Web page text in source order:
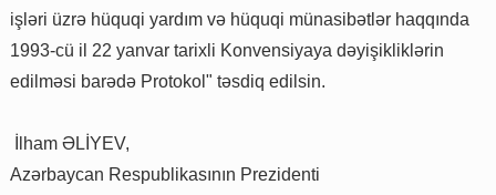
işləri üzrə hüquqi yardım və hüquqi münasibətlər haqqında
1993-cü il 22 yanvar tarixli Konvensiyaya dəyişikliklərin
edilməsi barədə Protokol" təsdiq edilsin.
İlham ƏLİYEV,
Azərbaycan Respublikasının Prezidenti